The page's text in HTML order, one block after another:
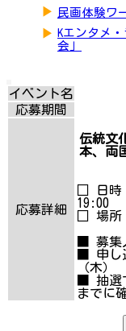
▶ 民画体験ワ
▶ Kエンタメ
会」
イベント名
応募期間
応募詳細
伝統文
本、両
□ 日時
19:00
□ 場所
■ 募集
■ 申し
（木）
■ 抽選
までに